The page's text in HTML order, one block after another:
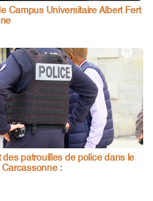
Campus Universitaire Albert Fert
des patrouilles de police dans le
: